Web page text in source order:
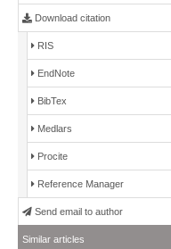
Download citation
RIS
EndNote
BibTex
Medlars
Procite
Reference Manager
Send email to author
Similar articles